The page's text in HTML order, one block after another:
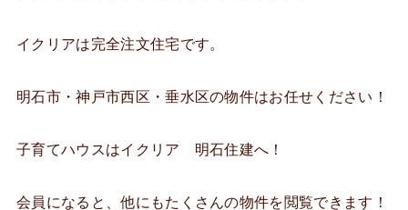
イクリアは完全注文住宅です。
明石市・神戸市西区・垂水区の物件はお任せください！
子育てハウスはイクリア 明石住建へ！
会員になると、他にもたくさんの物件を閲覧できます！